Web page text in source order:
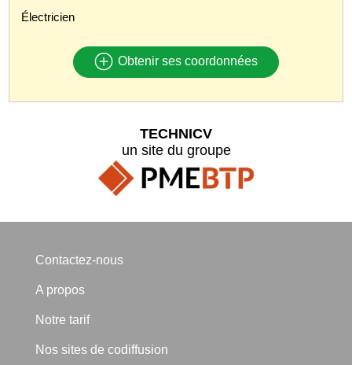
Électricien
Obtenir ses coordonnées
TECHNICV
un site du groupe
Contactez-nous
A propos
Notre tarif
Nos sites de codiffusion